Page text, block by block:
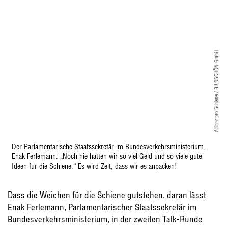
Allianz pro Schiene / BILDSCHÖN GmbH
Der Parlamentarische Staatssekretär im Bundesverkehrsministerium,
Enak Ferlemann: „Noch nie hatten wir so viel Geld und so viele gute
Ideen für die Schiene.“ Es wird Zeit, dass wir es anpacken!
Dass die Weichen für die Schiene gutstehen, daran lässt
Enak Ferlemann, Parlamentarischer Staatssekretär im
Bundesverkehrsministerium, in der zweiten Talk-Runde